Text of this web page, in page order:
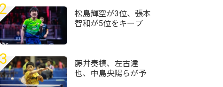
2
松島輝空が3位、張本
智和が5位をキープ
キング（2026年第32
週）
3
藤井奏槙、左古達
也、中島央陽らが予